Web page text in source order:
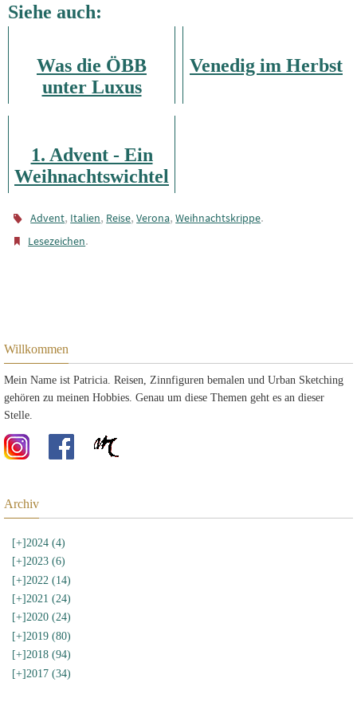
Siehe auch:
Was die ÖBB
unter Luxus
Venedig im Herbst
1. Advent - Ein
Weihnachtswichtel
Advent, Italien, Reise,Verona,Weihnachtskrippe.
Lesezeichen.
Willkommen
Mein Name ist Patricia. Reisen, Zinnfiguren bemalen und Urban Sketching
gehören zu meinen Hobbies. Genau um diese Themen geht es an dieser
Stelle.
Archiv
[+] 2024 (4)
[+]2023 (6)
[+]2022 (14)
[+]2021 (24)
[+]2020 (24)
[+] 2019 (80)
[+]2018 (94)
[+]2017 (34)